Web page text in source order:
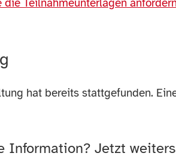
die Teilnahmeunterlagen
hat bereits stattgefunden.
Information? Jetzt